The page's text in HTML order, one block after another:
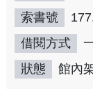
索書號
借閱方式
狀態
館內